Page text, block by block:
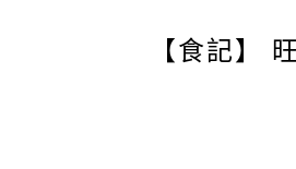
【食記】